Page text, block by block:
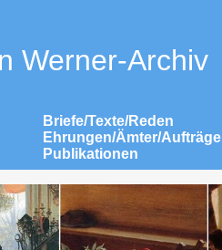
Werner-Archiv
Briefe/Texte/Reden
Ehrungen/Ämter/Aufträge
Publikationen